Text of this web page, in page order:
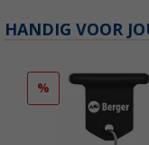
HANDIG VOOR
%